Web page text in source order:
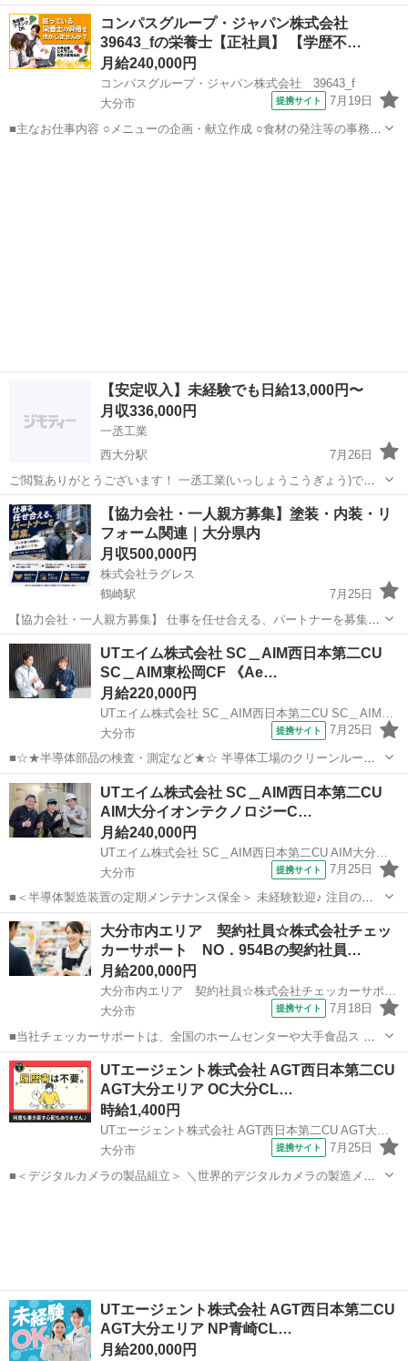
たい方、遠方から働きたい方をサポートします！ ■お仕事内容 ・部品
の組立 ・完成品の検査 ・マシン操作 ・仕分け、梱包 ■待遇 ✅ 月収30
万円以上を目指...
大分 大分市 西大分駅 工場 未経験
コンパスグループ・ジャパン株式会社
39643_fの栄養士【正社員】 【学歴不…
月給240,000円
コンパスグループ・ジャパン株式会社 39643_f
大分市
提携サイト 7月19日
■主なお仕事内容 ○メニューの企画・献立作成 ○食材の発注等の事務作
【安定収入】未経験でも日給13,000円〜
月収336,000円
一丞工業
西大分駅
7月26日
ご閲覧ありがとうございます！ 一丞工業(いっしょうこうぎょう)で
す！ 未経験から始められる現場作業です。 ⸻ 🔧仕事内容 ・道具
運び、片付けなどの補助作業からスタート ・慣れてきたら簡単な作業
も教えます ⸻ 📍勤...
大分 大分市 西大分駅 その他 業務
【協力会社・一人親方募集】塗装・内装・リ
フォーム関連｜大分県内
月収500,000円
株式会社ラグレス
鶴崎駅
7月25日
【協力会社・一人親方募集】 仕事を任せ合える、パートナーを募集。
株式会社ラグレスは、大分市を拠点に、住宅・アパート・マンション
の塗装、防水、シーリング、内装リフォーム、店舗改修、工場・プラ
ント構内工事などを行っています...
大分 大分市 鶴崎駅 その他
UTエイム株式会社 SC＿AIM西日本第二CU
SC＿AIM東松岡CF 《Ae…
月給220,000円
大分市
提携サイト 7月25日
■☆★半導体部品の検査・測定など★☆ 半導体工場のクリーンルーム
での勤務経験実績や ￣￣￣￣￣￣￣￣￣￣￣￣￣￣￣￣￣￣￣￣￣￣
半導体の製造に関する取扱いや基礎知識を身に付けられる！ ￣￣￣￣
￣￣￣￣￣￣￣￣￣￣￣￣￣￣...
大分 大分市 倉庫管理
UTエイム株式会社 SC＿AIM西日本第二CU
AIM大分イオンテクノロジーC…
月給240,000円
大分市
提携サイト 7月25日
■＜半導体製造装置の定期メンテナンス保全＞ 未経験歓迎♪ 注目の半
導体業界で働きたい方必見！ チーム作業なので先輩にわからない事は
すぐに聞ける環境です 丁寧に教えて貰えるので安心！ 具体的には…
◇半導体製造装置のメンテ...
大分 大分市 マンション管理
大分市内エリア 契約社員☆株式会社チェッ
カーサポート NO．954Bの契約社員…
月給200,000円
大分市内エリア 契約社員☆株式会社チェッカーサポート NO．954B
大分市
提携サイト 7月18日
■当社チェッカーサポートは、全国のホームセンターや大手食品ス ー
パー等のレジ業務を請け負うアウトソーシング会社です♪ この度、業
績好調により大分市内食品スーパー『コープ』等の 受託店舗でレジ運
営に携わる契約社員を大募集！ ま...
大分 大分市
UTエージェント株式会社 AGT西日本第二CU
AGT大分エリア OC大分CL…
時給1,400円
UTエージェント株式会社 AGT西日本第二CU AGT大分エリア OC大分CL 《JYFT1C》
大分市
提携サイト 7月25日
■＜デジタルカメラの製品組立＞ ＼世界的デジタルカメラの製造メー
UTエージェント株式会社 AGT西日本第二CU
AGT大分エリア NP青崎CL…
月給200,000円